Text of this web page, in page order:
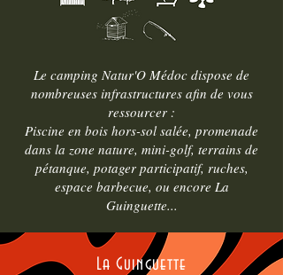
Le camping Natur'O Médoc dispose de
nombreuses infrastructures afin de vous
ressourcer :
Piscine en bois hors-sol salée, promenade
dans la zone nature, mini-golf, terrains de
pétanque, potager participatif, ruches,
espace barbecue, ou encore La
Guinguette...
La Guinguette